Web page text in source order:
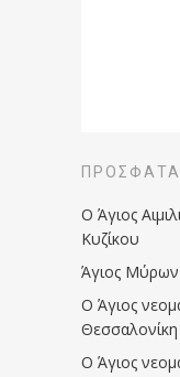
Ο Άγιος
Κυζίκου
Άγιος Μύρων
Ο Άγιος
Ο Άγιος